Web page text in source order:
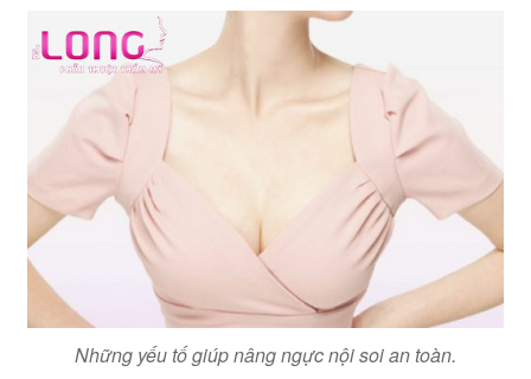
Những yếu tố giúp nâng ngực nội soi an toàn.